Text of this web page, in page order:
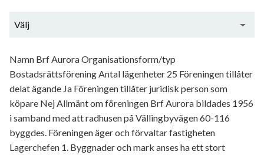
Välj
Namn Brf Aurora Organisationsform/typ
Bostadsrättsförening Antal lägenheter 25 Föreningen tillåter
delat ägande Ja Föreningen tillåter juridisk person som
köpare Nej Allmänt om föreningen Brf Aurora bildades 1956
i samband med att radhusen på Vällingbyvägen 60-116
byggdes. Föreningen äger och förvaltar fastigheten
Lagerchefen 1. Byggnader och mark anses ha ett stort